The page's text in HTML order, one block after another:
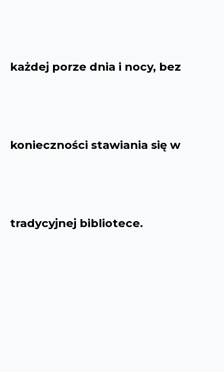
każdej porze dnia i nocy, bez
konieczności stawiania się w
tradycyjnej bibliotece.